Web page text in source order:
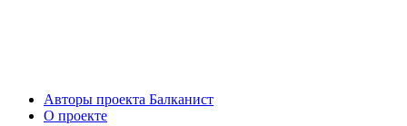
Авторы проекта Балканист
О проекте